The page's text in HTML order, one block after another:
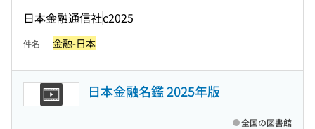
日本金融通信社c2025
件名 金融-日本
日本金融名鑑 2025年版
全国の図書館